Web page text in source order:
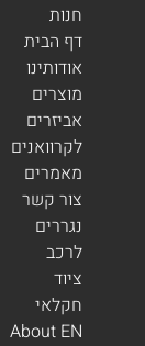
חנות
דף הבית
אודותינו
מוצרים
אביזרים
לקרוואנים
מאמרים
צור קשר
נגררים
לרכב
ציוד
חקלאי
About EN